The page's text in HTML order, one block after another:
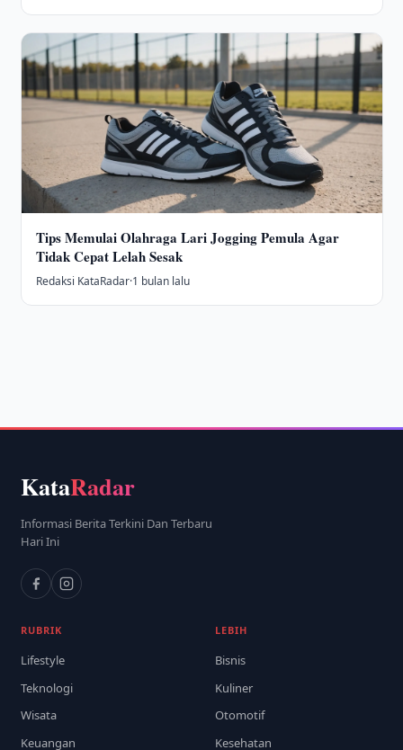
Tips Memulai Olahraga Lari Jogging Pemula Agar
Tidak Cepat Lelah Sesak
Redaksi KataRadar·1 bulan lalu
KataRadar
Informasi Berita Terkini Dan Terbaru
Hari Ini
RUBRIK
Lifestyle
Teknologi
Wisata
Keuangan
LEBIH
Bisnis
Kuliner
Otomotif
Kesehatan